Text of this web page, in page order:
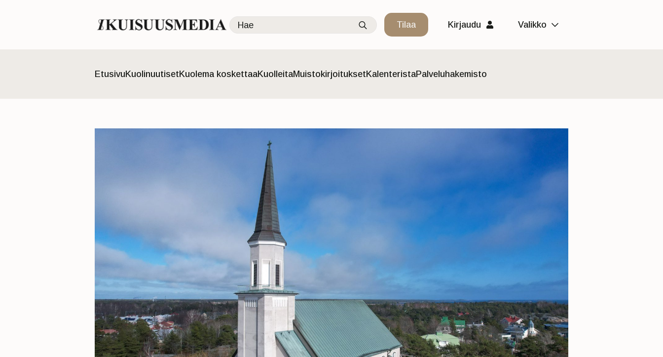
Search
for:
Tilaa Kirjaudu Valikko
Etusivu KuolinuutisetKuolema koskettaaKuolleitaMuistokirjoituksetKalenteristaPalveluhakemisto